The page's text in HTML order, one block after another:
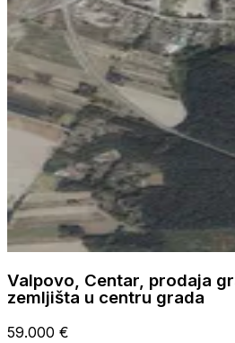
Valpovo, Centar, prodaja
zemljišta u centru grada
59.000 €